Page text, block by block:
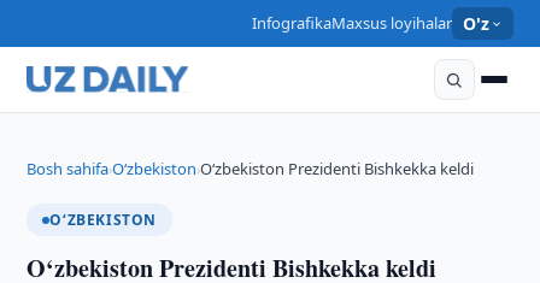
InfografikaMaxsus loyihalar O'z
Bosh sahifa›O‘zbekiston›O‘zbekiston Prezidenti Bishkekka keldi
O‘ZBEKISTON
O‘zbekiston Prezidenti Bishkekka keldi